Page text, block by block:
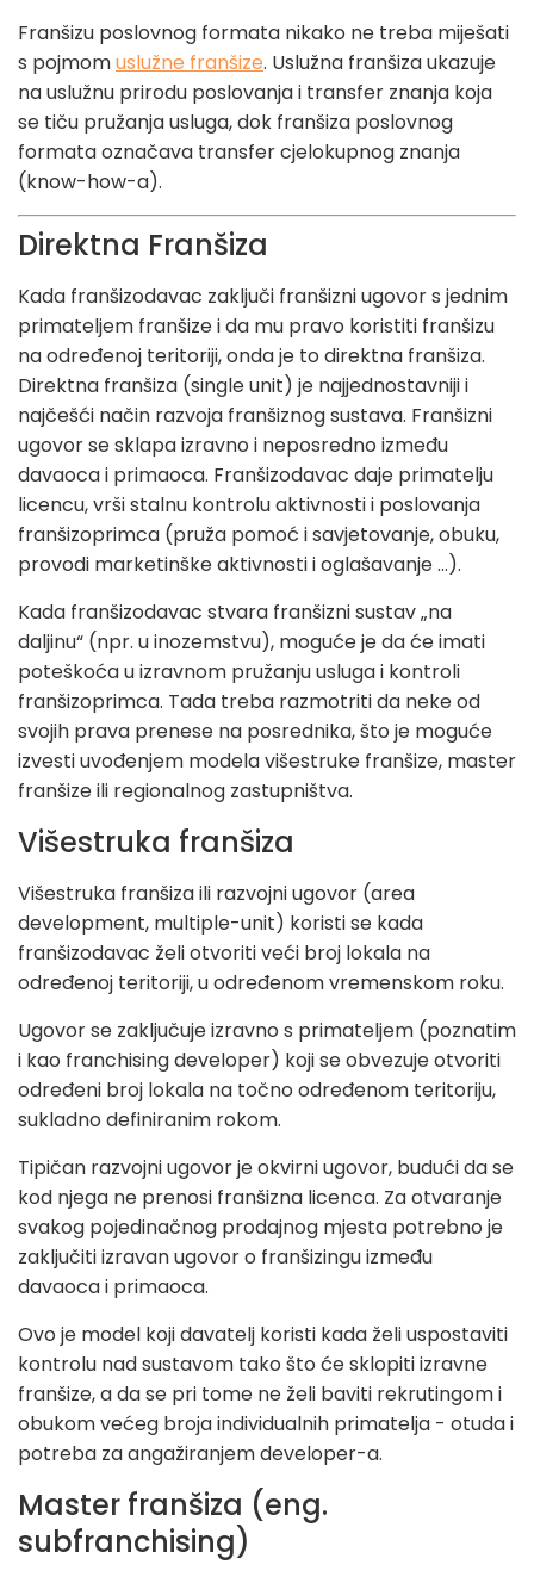
Franšizu poslovnog formata nikako ne treba miješati
s pojmomuslužne franšize. Uslužna franšiza ukazuje
na uslužnu prirodu poslovanja i transfer znanja koja
se tiču pružanja usluga, dok franšiza poslovnog
formata označava transfer cjelokupnog znanja
(know-how-a).
Direktna Franšiza
Kada franšizodavac zaključi franšizni ugovor s jednim
primateljem franšize i da mu pravo koristiti franšizu
na određenoj teritoriji, onda je to direktna franšiza.
Direktna franšiza (single unit) je najjednostavniji i
najčešći način razvoja franšiznog sustava. Franšizni
ugovor se sklapa izravno i neposredno između
davaoca i primaoca. Franšizodavac daje primatelju
licencu, vrši stalnu kontrolu aktivnosti i poslovanja
franšizoprimca (pruža pomoć i savjetovanje, obuku,
provodi marketinške aktivnosti i oglašavanje ...).
Kada franšizodavac stvara franšizni sustav „na
daljinu“ (npr. u inozemstvu), moguće je da će imati
poteškoća u izravnom pružanju usluga i kontroli
franšizoprimca. Tada treba razmotriti da neke od
svojih prava prenese na posrednika, što je moguće
izvesti uvođenjem modela višestruke franšize, master
franšize ili regionalnog zastupništva.
Višestruka franšiza
Višestruka franšiza ili razvojni ugovor (area
development, multiple-unit) koristi se kada
franšizodavac želi otvoriti veći broj lokala na
određenoj teritoriji, u određenom vremenskom roku.
Ugovor se zaključuje izravno s primateljem (poznatim
i kao franchising developer) koji se obvezuje otvoriti
određeni broj lokala na točno određenom teritoriju,
sukladno definiranim rokom.
Tipičan razvojni ugovor je okvirni ugovor, budući da se
kod njega ne prenosi franšizna licenca. Za otvaranje
svakog pojedinačnog prodajnog mjesta potrebno je
zaključiti izravan ugovor o franšizingu između
davaoca i primaoca.
Ovo je model koji davatelj koristi kada želi uspostaviti
kontrolu nad sustavom tako što će sklopiti izravne
franšize, a da se pri tome ne želi baviti rekrutingom i
obukom većeg broja individualnih primatelja - otuda i
potreba za angažiranjem developer-a.
Master franšiza (eng.
subfranchising)